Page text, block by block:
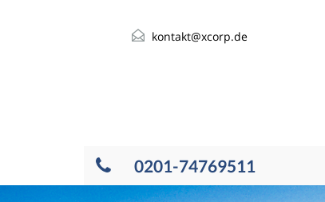
kontakt@xcorp.de
0201-74769511